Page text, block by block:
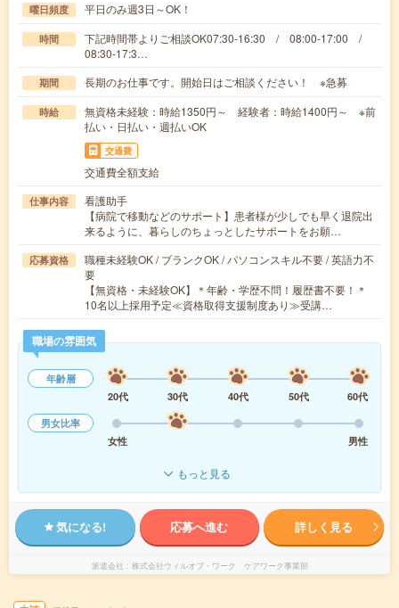
曜日頻度 平日のみ週3日～OK！
時間
下記時間帯よりご相談OK07:30-16:30 / 08:00-17:00 /
08:30-17:3…
期間 長期のお仕事です。開始日はご相談ください！ ※急募
時給
無資格未経験：時給1350円～ 経験者：時給1400円～ ※前
払い・日払い・週払いOK
交通費
交通費全額支給
仕事内容
看護助手
【病院で移動などのサポート】患者様が少しでも早く退院出
来るように、暮らしのちょっとしたサポートをお願…
応募資格
職種未経験OK / ブランクOK / パソコンスキル不要 / 英語力不
要
【無資格・未経験OK】＊年齢・学歴不問！履歴書不要！＊
10名以上採用予定≪資格取得支援制度あり≫受講…
職場の雰囲気
年齢層
20代
30代 40代 50代
60代
男女比率
女性
男性
もっと見る
気になる! 応募へ進む 詳しく見る
派遣会社 株式会社ウィルオブ・ワーク ケアワーク事業部